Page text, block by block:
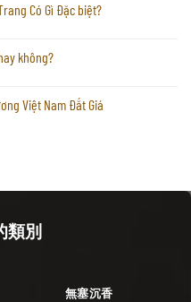
Có Gì Đặc biệt?
không?
Việt Nam Đắt Giá
類別
無塞沉香